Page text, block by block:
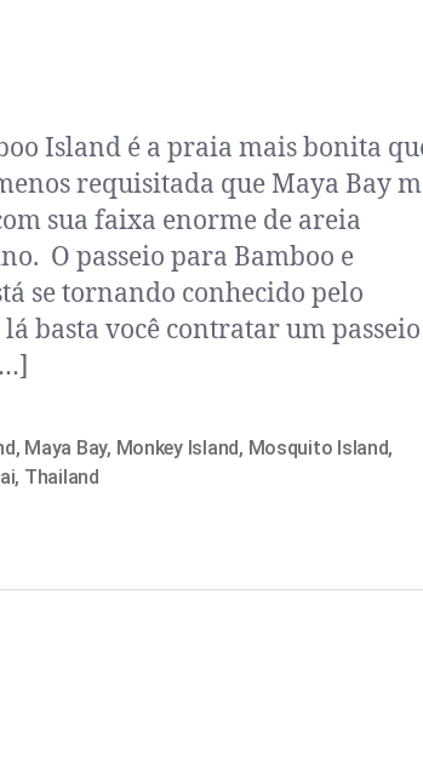
Island é a praia mais bonita
requisitada que Maya Bay
sua faixa enorme de areia
O passeio para Bamboo e
se tornando conhecido pelo
basta você contratar um passeio
, Maya Bay, Monkey Island, Mosquito Island,
, Thailand